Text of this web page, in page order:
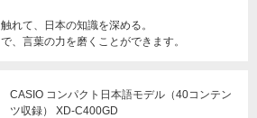
れて、日本の知識を深める。
、言葉の力を磨くことができます。
CASIO コンパクト日本語モデル（40コンテン
ツ収録） XD-C400GD